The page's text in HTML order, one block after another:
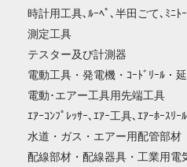
時計用工具､ﾙｰﾍﾟ､半田ごて､ﾐﾆﾄ
測定工具
テスター及び計測器
電動工具・発電機・ｺｰﾄﾞﾘｰﾙ・延
電動･エアー工具用先端工具
ｴｱｰｺﾝﾌﾟﾚｯｻｰ､ｴｱｰ工具､ｴｱｰﾎｰｽﾘ
水道・ガス・エアー用配管部材
配線部材・配線器具・工業用電